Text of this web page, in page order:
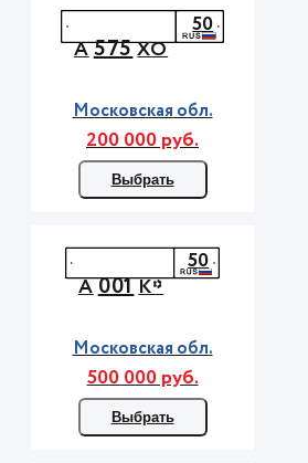
А575ХО
50
Московская обл.
200 000 руб.
Выбрать
А001К*
50
Московская обл.
500 000 руб.
Выбрать